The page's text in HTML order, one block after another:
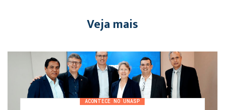
Veja mais
ACONTECE NO UNASP